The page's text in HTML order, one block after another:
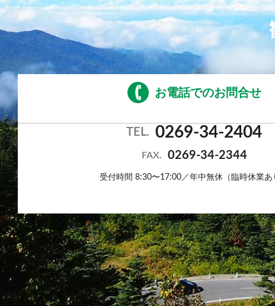
お電話でのお問合せ
TEL. 0269-34-2404
FAX. 0269-34-2344
受付時間 8:30〜17:00／年中無休（臨時休業あ